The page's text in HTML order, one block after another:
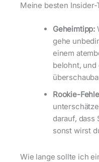
Meine besten Insider-
Geheimtipp:
gehe
einem
belohnt,
Rookie-
darauf, dass
sonst wirst
Wie lange sollte ich